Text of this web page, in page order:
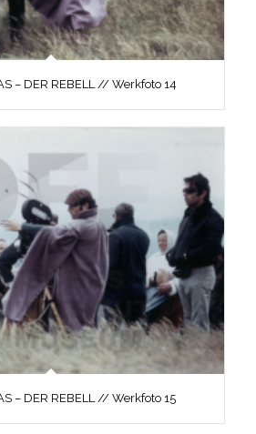
– DER REBELL // Werkfoto 14
– DER REBELL // Werkfoto 15